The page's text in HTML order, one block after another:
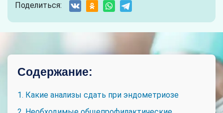
Поделиться:
Содержание:
1. Какие анализы сдать при эндометриозе